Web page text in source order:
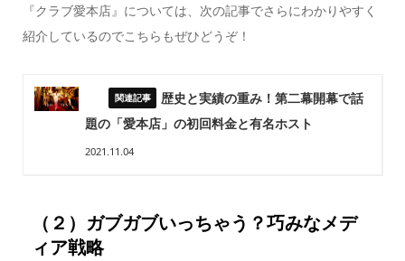
『クラブ愛本店』については、次の記事でさらにわかりやすく
紹介しているのでこちらもぜひどうぞ！
歴史と実績の重み！第二幕開幕で話
題の「愛本店」の初回料金と有名ホスト
2021.11.04
（２）ガブガブいっちゃう？巧みなメデ
ィア戦略